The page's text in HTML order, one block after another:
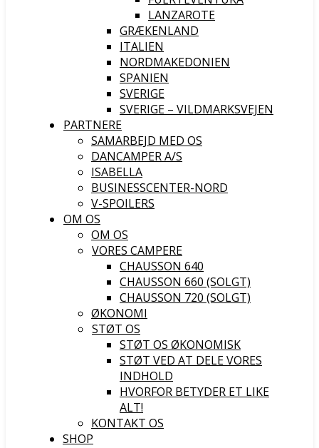
LANZAROTE
GRÆKENLAND
ITALIEN
NORDMAKEDONIEN
SPANIEN
SVERIGE
SVERIGE – VILDMARKSVEJEN
PARTNERE
SAMARBEJD MED OS
DANCAMPER A/S
ISABELLA
BUSINESSCENTER-NORD
V-SPOILERS
OM OS
OM OS
VORES CAMPERE
CHAUSSON 640
CHAUSSON 660 (SOLGT)
CHAUSSON 720 (SOLGT)
ØKONOMI
STØT OS
STØT OS ØKONOMISK
STØT VED AT DELE VORES
INDHOLD
HVORFOR BETYDER ET LIKE
ALT!
KONTAKT OS
SHOP